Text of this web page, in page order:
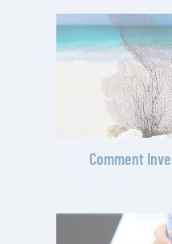
Comment